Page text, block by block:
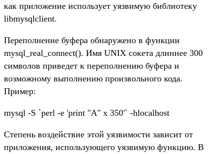
как приложение использует уязвимую библиотеку
libmysqlclient.
Переполнение буфера обнаружено в функции
mysql_real_connect(). Имя UNIX сокета длиннее 300
символов приведет к переполнению буфера и
возможному выполнению произвольного кода.
Пример:
mysql -S `perl -e 'print "A" x 350'` -hlocalhost
Степень воздействие этой уязвимости зависит от
приложения, использующего уязвимую функцию. В